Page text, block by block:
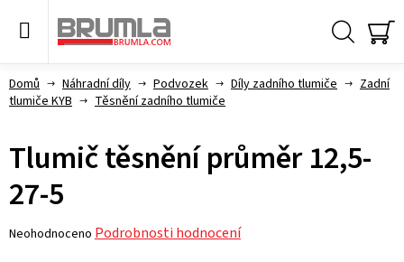
Domů Náhradní díly Podvozek Díly zadního tlumiče
Zadní
tlumiče KYB
Těsnění zadního tlumiče
Tlumič těsnění průměr 12,5-
27-5
Průměrné
Neohodnoceno Podrobnosti hodnocení